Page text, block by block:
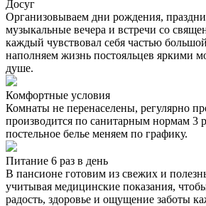
Досуг
Организовываем дни рождения,
музыкальные вечера и встречи со
каждый чувствовал себя частью
наполняем жизнь постояльцев яркими
душе.
Комфортные условия
Комнаты не перенаселены, регулярно
производится по санитарным нормам 3
постельное белье меняем по графику.
Питание 6 раз в день
В пансионе готовим из свежих и
учитывая медицинские показания,
радость, здоровье и ощущение заботы